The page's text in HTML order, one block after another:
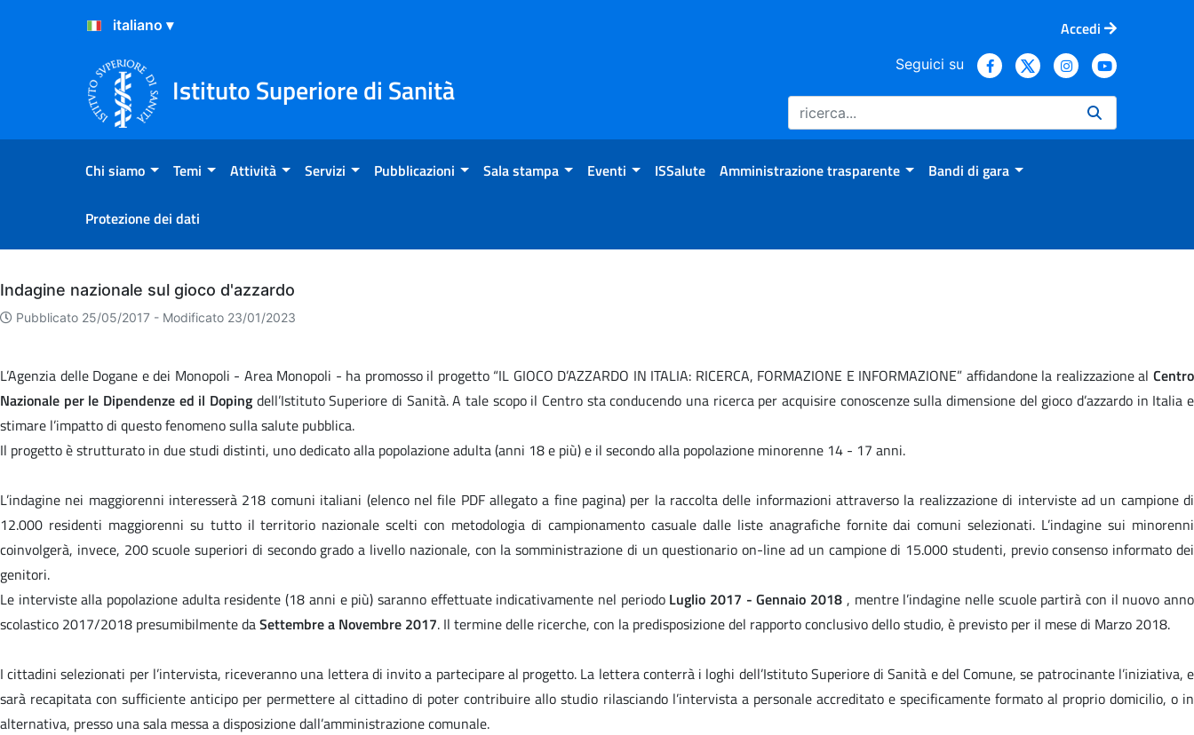
Salta al Contenuto
Salta al Footer
Accedi
Istituto Superiore di Sanità
Seguici su
Chi siamo Temi Attività Servizi Pubblicazioni Sala stampa Eventi ISSalute Amministrazione trasparente Bandi di gara
Protezione dei dati
Archivio
Indagine nazionale sul gioco d'azzardo
Pubblicato 25/05/2017 - Modificato 23/01/2023
L’Agenzia delle Dogane e dei Monopoli - Area Monopoli - ha promosso il progetto “IL GIOCO D’AZZARDO IN ITALIA: RICERCA, FORMAZIONE E INFORMAZIONE” affidandone la realizzazione al Centro
Nazionale per le Dipendenze ed il Doping dell’Istituto Superiore di Sanità. A tale scopo il Centro sta conducendo una ricerca per acquisire conoscenze sulla dimensione del gioco d’azzardo in Italia e
stimare l’impatto di questo fenomeno sulla salute pubblica.
Il progetto è strutturato in due studi distinti, uno dedicato alla popolazione adulta (anni 18 e più) e il secondo alla popolazione minorenne 14 - 17 anni.
L’indagine nei maggiorenni interesserà 218 comuni italiani (elenco nel file PDF allegato a fine pagina) per la raccolta delle informazioni attraverso la realizzazione di interviste ad un campione di
12.000 residenti maggiorenni su tutto il territorio nazionale scelti con metodologia di campionamento casuale dalle liste anagrafiche fornite dai comuni selezionati. L’indagine sui minorenni
coinvolgerà, invece, 200 scuole superiori di secondo grado a livello nazionale, con la somministrazione di un questionario on-line ad un campione di 15.000 studenti, previo consenso informato dei
genitori.
Le interviste alla popolazione adulta residente (18 anni e più) saranno effettuate indicativamente nel periodo Luglio 2017 - Gennaio 2018 , mentre l’indagine nelle scuole partirà con il nuovo anno
scolastico 2017/2018 presumibilmente daSettembre a Novembre 2017. Il termine delle ricerche, con la predisposizione del rapporto conclusivo dello studio, è previsto per il mese di Marzo 2018.
I cittadini selezionati per l’intervista, riceveranno una lettera di invito a partecipare al progetto. La lettera conterrà i loghi dell’Istituto Superiore di Sanità e del Comune, se patrocinante l’iniziativa, e
sarà recapitata con sufficiente anticipo per permettere al cittadino di poter contribuire allo studio rilasciando l’intervista a personale accreditato e specificamente formato al proprio domicilio, o in
alternativa, presso una sala messa a disposizione dall’amministrazione comunale.